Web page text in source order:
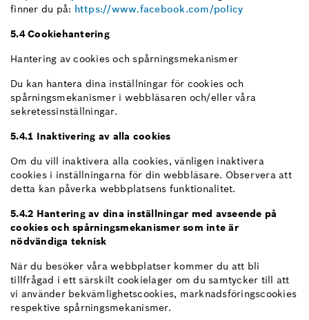
finner du på: https://www.facebook.com/policy
5.4 Cookiehantering
Hantering av cookies och spårningsmekanismer
Du kan hantera dina inställningar för cookies och
spårningsmekanismer i webbläsaren och/eller våra
sekretessinställningar.
5.4.1 Inaktivering av alla cookies
Om du vill inaktivera alla cookies, vänligen inaktivera
cookies i inställningarna för din webbläsare. Observera att
detta kan påverka webbplatsens funktionalitet.
5.4.2 Hantering av dina inställningar med avseende på
cookies och spårningsmekanismer som inte är
nödvändiga teknisk
När du besöker våra webbplatser kommer du att bli
tillfrågad i ett särskilt cookielager om du samtycker till att
vi använder bekvämlighetscookies, marknadsföringscookies
respektive spårningsmekanismer.